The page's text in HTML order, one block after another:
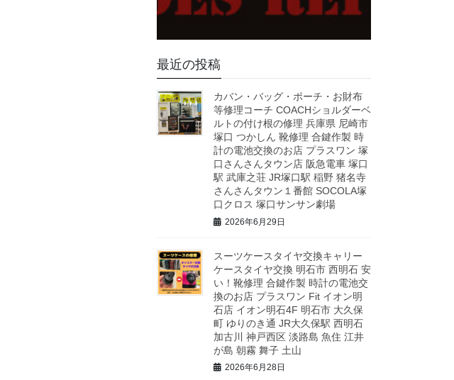
最近の投稿
カバン・バッグ・ポーチ・お財布
等修理コーチ COACHショルダーベ
ルトの付け根の修理 兵庫県 尼崎市
塚口 つかしん 靴修理 合鍵作製 時
計の電池交換のお店 プラスワン 塚
口さんさんタウン店 阪急電車 塚口
駅 武庫之荘 JR塚口駅 稲野 猪名寺
さんさんタウン１番館 SOCOLA塚
口クロス 塚口サンサン劇場
2026年6月29日
スーツケースタイヤ交換キャリー
ケースタイヤ交換 明石市 西明石 安
い！靴修理 合鍵作製 時計の電池交
換のお店 プラスワン Fit イオン明
石店 イオン明石4F 明石市 大久保
町 ゆりのき通 JR大久保駅 西明石
加古川 神戸西区 淡路島 魚住 江井
が島 朝霧 舞子 土山
2026年6月28日